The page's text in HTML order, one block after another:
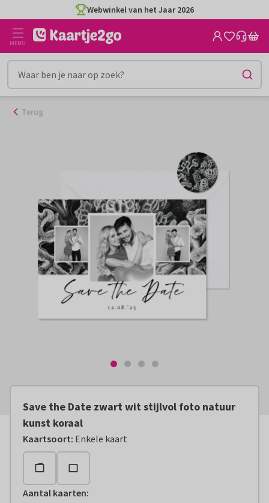
naar
inhoud
Webwinkel van het Jaar 2026
MENU
Terug
Save the Date zwart wit stijlvol foto natuur
kunst koraal
Kaartsoort: Enkele kaart
Aantal kaarten: